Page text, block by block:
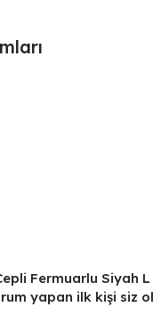
Fermuarlu Siyah
yapan ilk kişi siz